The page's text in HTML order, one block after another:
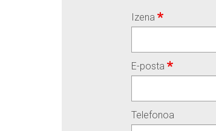
Izena
E-posta
Telefonoa